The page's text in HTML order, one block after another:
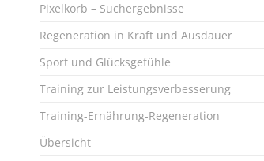
Pixelkorb – Suchergebnisse
Regeneration in Kraft und Ausdauer
Sport und Glücksgefühle
Training zur Leistungsverbesserung
Training-Ernährung-Regeneration
Übersicht